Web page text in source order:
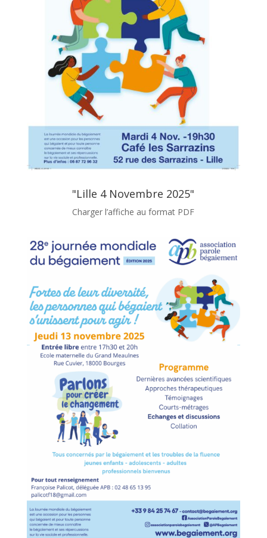
"Lille 4 Novembre 2025"
Charger l’affiche au format PDF